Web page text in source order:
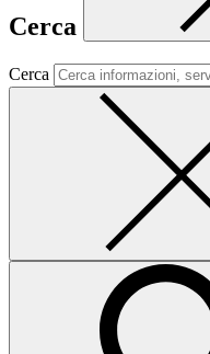
Cerca
Cerca